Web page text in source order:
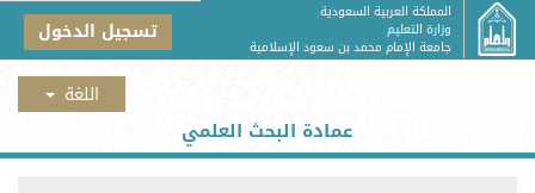
المملكة العربية السعودية
وزارة التعليم
جامعة الإمام محمد بن سعود الإسلامية تسجيل الدخول
عمادة البحث العلمي